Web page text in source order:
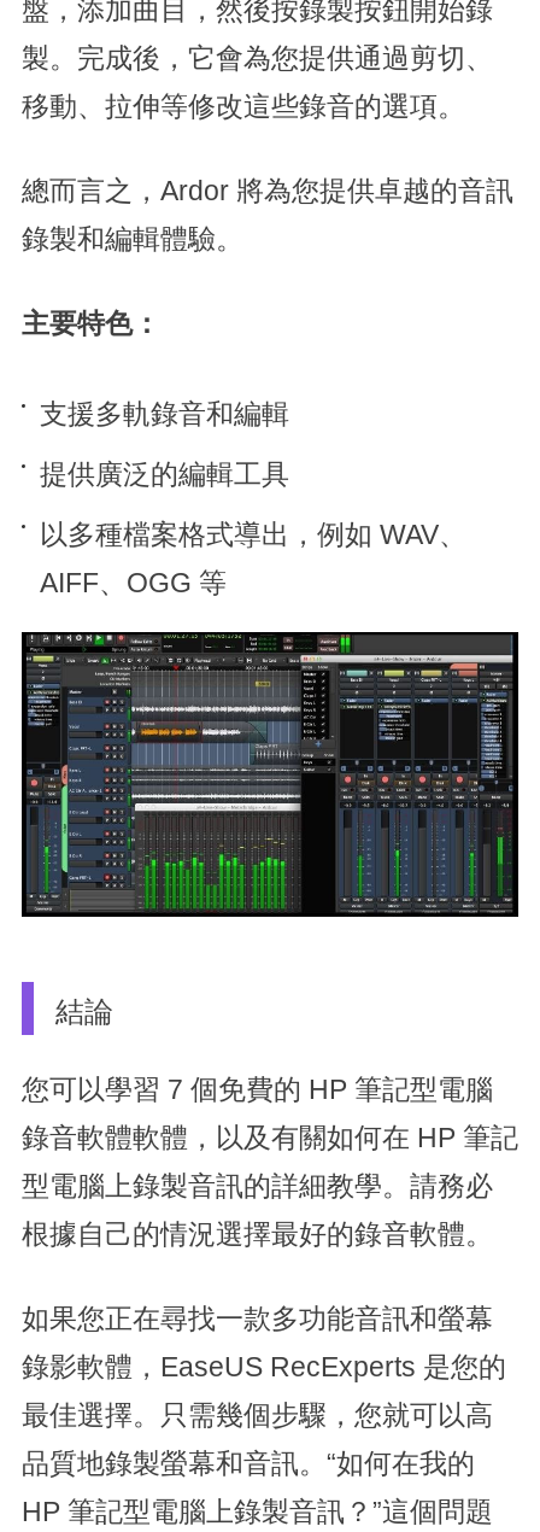
盤，添加曲目，然後按錄製按鈕開始錄
製。完成後，它會為您提供通過剪切、
移動、拉伸等修改這些錄音的選項。
總而言之，Ardor 將為您提供卓越的音訊
錄製和編輯體驗。
主要特色：
支援多軌錄音和編輯
提供廣泛的編輯工具
以多種檔案格式導出，例如 WAV、
AIFF、OGG 等
結論
您可以學習 7 個免費的 HP 筆記型電腦
錄音軟體軟體，以及有關如何在 HP 筆記
型電腦上錄製音訊的詳細教學。請務必
根據自己的情況選擇最好的錄音軟體。
如果您正在尋找一款多功能音訊和螢幕
錄影軟體，EaseUS RecExperts 是您的
最佳選擇。只需幾個步驟，您就可以高
品質地錄製螢幕和音訊。“如何在我的
HP 筆記型電腦上錄製音訊？”這個問題